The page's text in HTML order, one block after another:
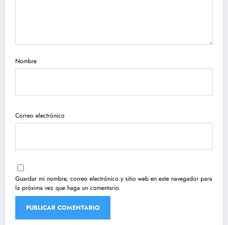
Nombre
Correo electrónico
Guardar mi nombre, correo electrónico y sitio web en este navegador para
la próxima vez que haga un comentario.